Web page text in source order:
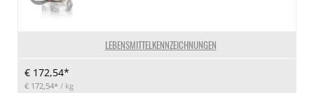
LEBENSMITTELKENNZEICHNUNGEN
€ 172,54*
€ 172,54* / kg